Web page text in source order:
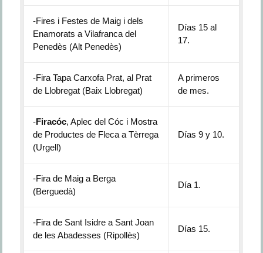
-Fires i Festes de Maig i dels
Enamorats a Vilafranca del
Penedès (Alt Penedès)
Días 15 al
17.
-Fira Tapa Carxofa Prat, al Prat
de Llobregat (Baix Llobregat)
A primeros
de mes.
-Firacóc, Aplec del Cóc i Mostra
de Productes de Fleca a Tèrrega
(Urgell)
Días 9 y 10.
-Fira de Maig a Berga
(Berguedà)
Día 1.
-Fira de Sant Isidre a Sant Joan
de les Abadesses (Ripollès)
Días 15.